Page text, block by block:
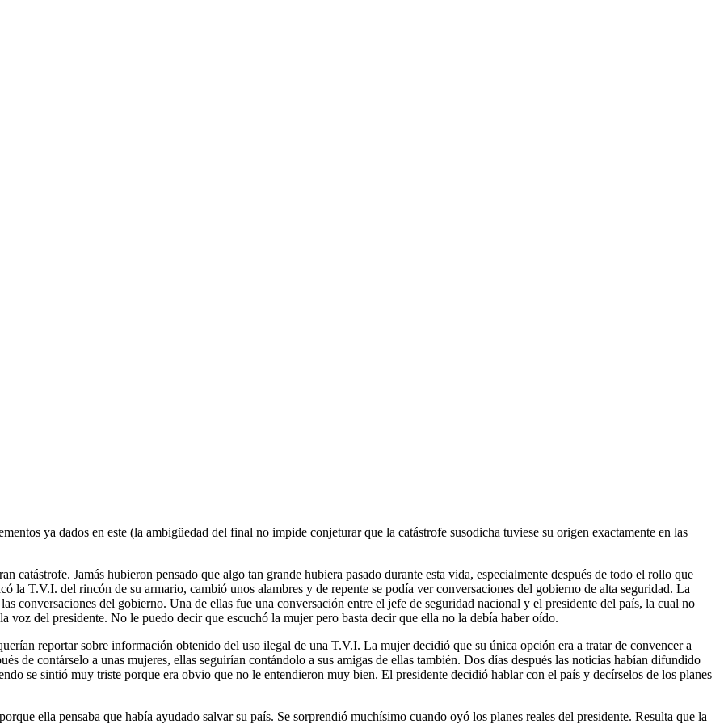
ya dados en este (la ambigüedad del final no impide conjeturar que la catástrofe susodicha tuviese su origen exactamente en las
catástrofe. Jamás hubieron pensado que algo tan grande hubiera pasado durante esta vida, especialmente después de todo el rollo que
la T.V.I. del rincón de su armario, cambió unos alambres y de repente se podía ver conversaciones del gobierno de alta seguridad. La
conversaciones del gobierno. Una de ellas fue una conversación entre el jefe de seguridad nacional y el presidente del país, la cual no
voz del presidente. No le puedo decir que escuchó la mujer pero basta decir que ella no la debía haber oído.
reportar sobre información obtenido del uso ilegal de una T.V.I. La mujer decidió que su única opción era a tratar de convencer a
de contárselo a unas mujeres, ellas seguirían contándolo a sus amigas de ellas también. Dos días después las noticias habían difundido
se sintió muy triste porque era obvio que no le entendieron muy bien. El presidente decidió hablar con el país y decírselos de los planes
ella pensaba que había ayudado salvar su país. Se sorprendió muchísimo cuando oyó los planes reales del presidente. Resulta que la